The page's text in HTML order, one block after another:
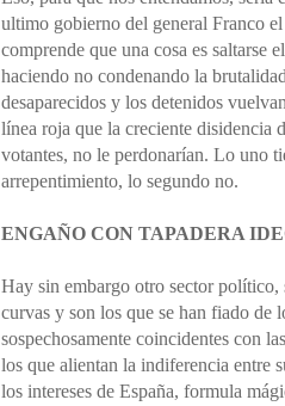
ultimo gobierno del general Franco
comprende que una cosa es saltarse
haciendo no condenando la
desaparecidos y los detenidos
línea roja que la creciente disidencia
votantes, no le perdonarían. Lo uno
arrepentimiento, lo segundo no.
ENGAÑO CON TAPADERA
Hay sin embargo otro sector político,
curvas y son los que se han fiado de
sospechosamente coincidentes con
los que alientan la indiferencia entre
los intereses de España, formula